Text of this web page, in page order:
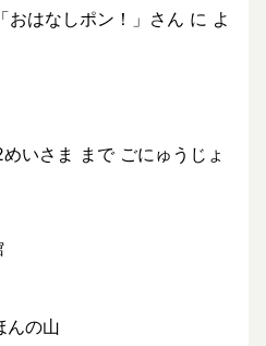
おはなしポン！」さん に よ
いさま まで ごにゅうじょ
の山